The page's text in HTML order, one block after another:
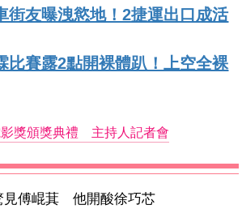
街友曝洩慾地！2捷運出口成活
比賽露2點開裸體趴！上空全裸
影獎頒獎典禮 主持人記者會
見傅崐萁 他開酸徐巧芯